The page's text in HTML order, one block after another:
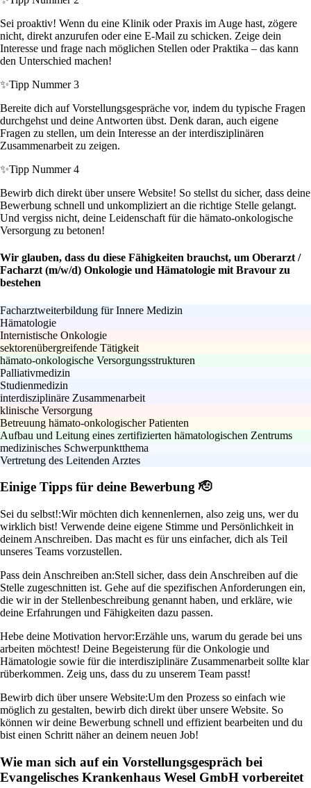
Sei proaktiv! Wenn du eine Klinik oder Praxis im Auge hast, zögere
nicht, direkt anzurufen oder eine E-Mail zu schicken. Zeige dein
Interesse und frage nach möglichen Stellen oder Praktika – das kann
den Unterschied machen!
✨Tipp Nummer 3
Bereite dich auf Vorstellungsgespräche vor, indem du typische Fragen
durchgehst und deine Antworten übst. Denk daran, auch eigene
Fragen zu stellen, um dein Interesse an der interdisziplinären
Zusammenarbeit zu zeigen.
✨Tipp Nummer 4
Bewirb dich direkt über unsere Website! So stellst du sicher, dass deine
Bewerbung schnell und unkompliziert an die richtige Stelle gelangt.
Und vergiss nicht, deine Leidenschaft für die hämato-onkologische
Versorgung zu betonen!
Wir glauben, dass du diese Fähigkeiten brauchst, um Oberarzt /
Facharzt (m/w/d) Onkologie und Hämatologie mit Bravour zu
bestehen
Facharztweiterbildung für Innere Medizin
Hämatologie
Internistische Onkologie
sektorenübergreifende Tätigkeit
hämato-onkologische Versorgungsstrukturen
Palliativmedizin
Studienmedizin
interdisziplinäre Zusammenarbeit
klinische Versorgung
Betreuung hämato-onkologischer Patienten
Aufbau und Leitung eines zertifizierten hämatologischen Zentrums
medizinisches Schwerpunktthema
Vertretung des Leitenden Arztes
Einige Tipps für deine Bewerbung 🫡
Sei du selbst!:Wir möchten dich kennenlernen, also zeig uns, wer du
wirklich bist! Verwende deine eigene Stimme und Persönlichkeit in
deinem Anschreiben. Das macht es für uns einfacher, dich als Teil
unseres Teams vorzustellen.
Pass dein Anschreiben an:Stell sicher, dass dein Anschreiben auf die
Stelle zugeschnitten ist. Gehe auf die spezifischen Anforderungen ein,
die wir in der Stellenbeschreibung genannt haben, und erkläre, wie
deine Erfahrungen und Fähigkeiten dazu passen.
Hebe deine Motivation hervor:Erzähle uns, warum du gerade bei uns
arbeiten möchtest! Deine Begeisterung für die Onkologie und
Hämatologie sowie für die interdisziplinäre Zusammenarbeit sollte klar
rüberkommen. Zeig uns, dass du zu unserem Team passt!
Bewirb dich über unsere Website:Um den Prozess so einfach wie
möglich zu gestalten, bewirb dich direkt über unsere Website. So
können wir deine Bewerbung schnell und effizient bearbeiten und du
bist einen Schritt näher an deinem neuen Job!
Wie man sich auf ein Vorstellungsgespräch bei
Evangelisches Krankenhaus Wesel GmbH vorbereitet